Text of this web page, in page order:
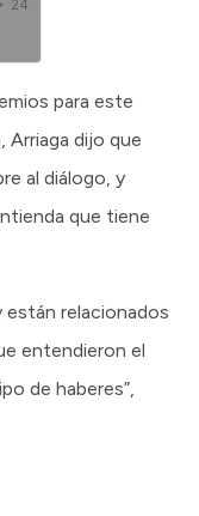
para este
Arriaga dijo que
al diálogo, y
que tiene
están relacionados
entendieron el
de haberes”,